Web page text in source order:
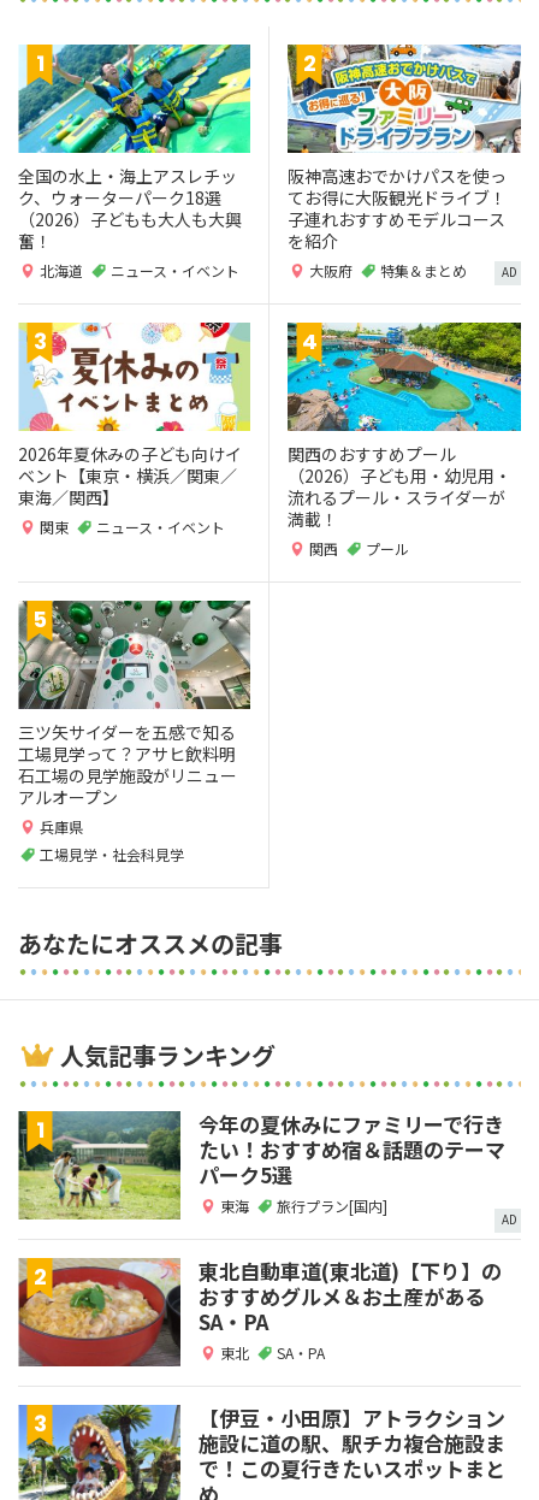
全国の水上・海上アスレチッ
ク、ウォーターパーク18選
（2026）子どもも大人も大興
奮！
北海道 ニュース・イベント
阪神高速おでかけパスを使っ
てお得に大阪観光ドライブ！
子連れおすすめモデルコース
を紹介
大阪府 特集＆まとめ AD
2026年夏休みの子ども向けイ
ベント【東京・横浜／関東／
東海／関西】
関東 ニュース・イベント
関西のおすすめプール
（2026）子ども用・幼児用・
流れるプール・スライダーが
満載！
関西 プール
三ツ矢サイダーを五感で知る
工場見学って？アサヒ飲料明
石工場の見学施設がリニュー
アルオープン
兵庫県
工場見学・社会科見学
あなたにオススメの記事
人気記事ランキング
今年の夏休みにファミリーで行き
たい！おすすめ宿＆話題のテーマ
パーク5選
東海 旅行プラン[国内]
AD
東北自動車道(東北道)【下り】の
おすすめグルメ＆お土産がある
SA・PA
東北 SA・PA
【伊豆・小田原】アトラクション
施設に道の駅、駅チカ複合施設ま
で！この夏行きたいスポットまと
め